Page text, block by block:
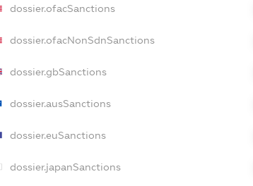
dossier.ofacSanctions
dossier.ofacNonSdnSanctions
dossier.gbSanctions
dossier.ausSanctions
dossier.euSanctions
dossier.japanSanctions